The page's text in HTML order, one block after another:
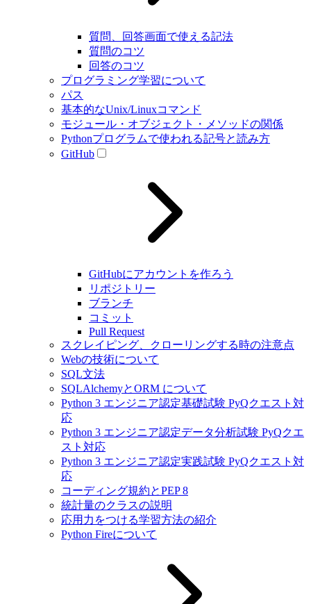
質問、回答画面で使える記法
質問のコツ
回答のコツ
プログラミング学習について
パス
基本的なUnix/Linuxコマンド
モジュール・オブジェクト・メソッドの関係
Pythonプログラムで使われる記号と読み方
GitHub
GitHubにアカウントを作ろう
リポジトリー
ブランチ
コミット
Pull Request
スクレイピング、クローリングする時の注意点
Webの技術について
SQL文法
SQLAlchemyとORM について
Python 3 エンジニア認定基礎試験 PyQクエスト対
応
Python 3 エンジニア認定データ分析試験 PyQクエ
スト対応
Python 3 エンジニア認定実践試験 PyQクエスト対
応
コーディング規約とPEP 8
統計量のクラスの説明
応用力をつける学習方法の紹介
Python Fireについて